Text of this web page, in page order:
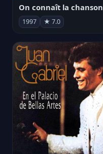
On connaît la chanson
1997 ★ 7.0